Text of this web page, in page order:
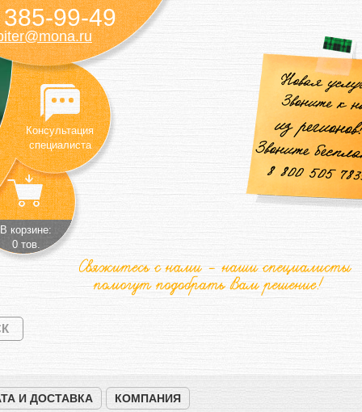
99-49
Консультация
специалиста
В корзине:
0 тов.
И ДОСТАВКА КОМПАНИЯ